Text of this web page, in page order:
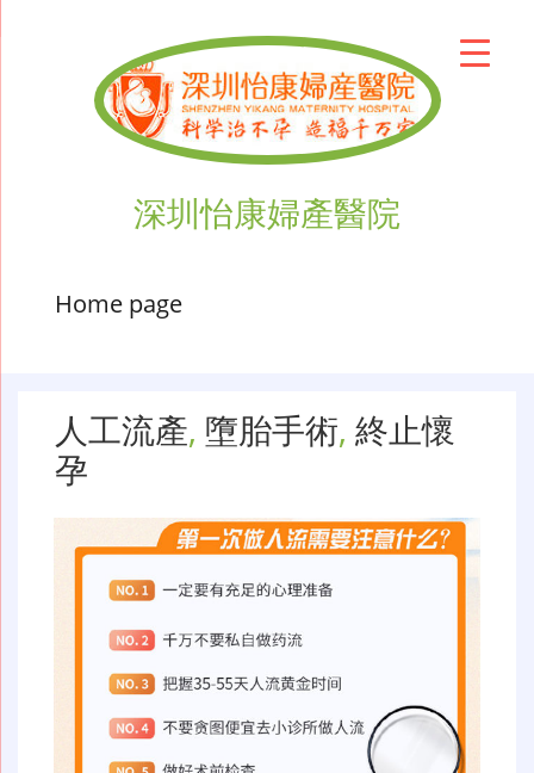
深圳怡康婦產醫院
Home page
人工流產, 墮胎手術, 終止懷
孕